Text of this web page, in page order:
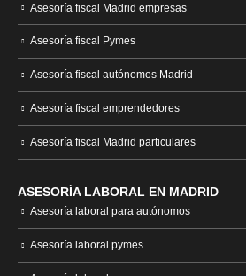
Asesoría fiscal Madrid empresas
Asesoría fiscal Pymes
Asesoría fiscal autónomos Madrid
Asesoría fiscal emprendedores
Asesoría fiscal Madrid particulares
ASESORÍA LABORAL EN MADRID
Asesoría laboral para autónomos
Asesoría laboral pymes